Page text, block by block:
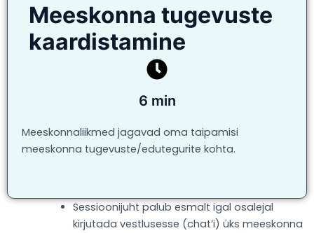
Meeskonna tugevuste
kaardistamine
6 min
Meeskonnaliikmed jagavad oma taipamisi
meeskonna tugevuste/edutegurite kohta.
Sessioonijuht palub esmalt igal osalejal
kirjutada vestlusesse (chat’i) üks meeskonna